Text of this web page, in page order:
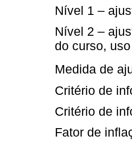
Nível 1 –
Nível 2 –
do curso,
Medida de
Critério de
Critério de
Fator de